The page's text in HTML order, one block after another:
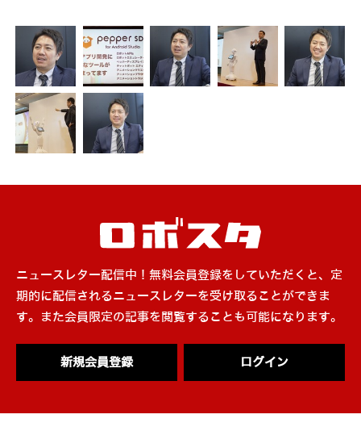
ニュースレター配信中！無料会員登録をしていただくと、定
期的に配信されるニュースレターを受け取ることができま
す。また会員限定の記事を閲覧することも可能になります。
新規会員登録 ログイン